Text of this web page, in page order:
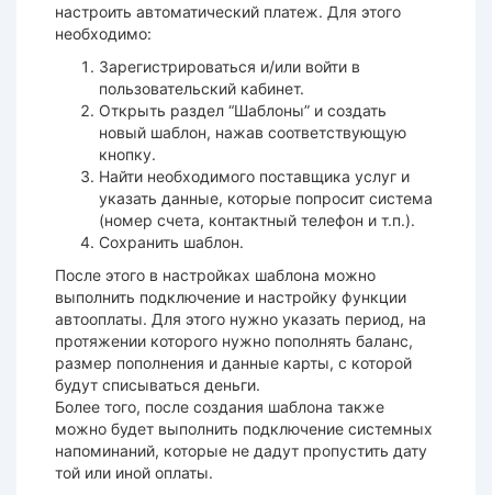
настроить автоматический платеж. Для этого
необходимо:
Зарегистрироваться и/или войти в
пользовательский кабинет.
Открыть раздел “Шаблоны” и создать
новый шаблон, нажав соответствующую
кнопку.
Найти необходимого поставщика услуг и
указать данные, которые попросит система
(номер счета, контактный телефон и т.п.).
Сохранить шаблон.
После этого в настройках шаблона можно
выполнить подключение и настройку функции
автооплаты. Для этого нужно указать период, на
протяжении которого нужно пополнять баланс,
размер пополнения и данные карты, с которой
будут списываться деньги.
Более того, после создания шаблона также
можно будет выполнить подключение системных
напоминаний, которые не дадут пропустить дату
той или иной оплаты.